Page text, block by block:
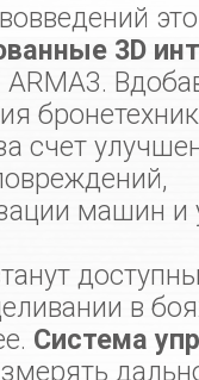
3D
счет
машин и
в
Система